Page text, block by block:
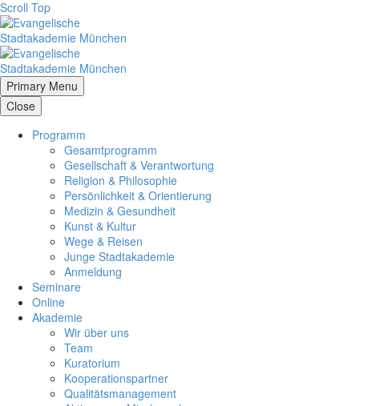
Scroll Top
Primary Menu
Close
Programm
Gesamtprogramm
Gesellschaft & Verantwortung
Religion & Philosophie
Persönlichkeit & Orientierung
Medizin & Gesundheit
Kunst & Kultur
Wege & Reisen
Junge Stadtakademie
Anmeldung
Seminare
Online
Akademie
Wir über uns
Team
Kuratorium
Kooperationspartner
Qualitätsmanagement